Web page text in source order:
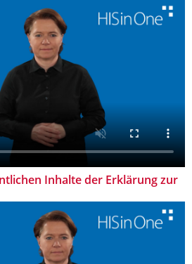
Inhalte der Erklärung zur